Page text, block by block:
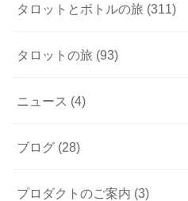
タロットとボトルの旅 (311)
タロットの旅 (93)
ニュース (4)
ブログ (28)
プロダクトのご案内 (3)